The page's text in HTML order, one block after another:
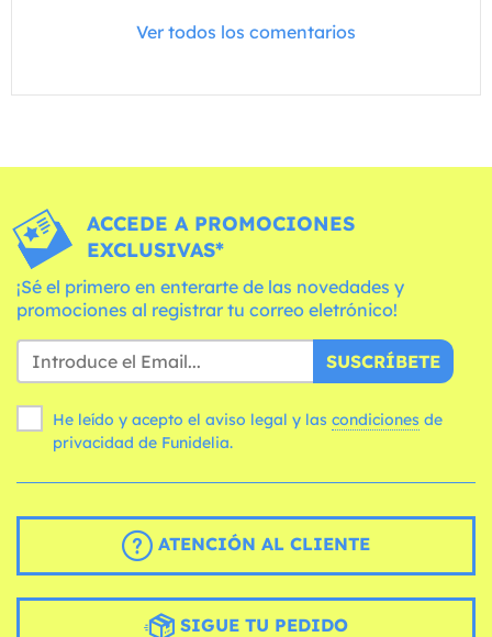
Ver todos los comentarios
ACCEDE A PROMOCIONES
EXCLUSIVAS*
¡Sé el primero en enterarte de las novedades y
promociones al registrar tu correo eletrónico!
SUSCRÍBETE
He leído y acepto el aviso legal y las condiciones
privacidad de Funidelia.
ATENCIÓN AL CLIENTE
SIGUE TU PEDIDO